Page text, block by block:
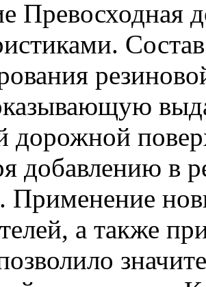
Превосходная
дорожной
добавлению в
Применение
а также